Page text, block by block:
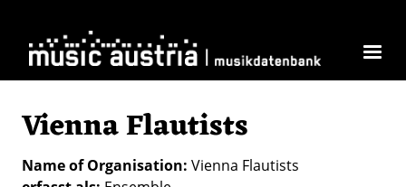
Vienna Flautists
Name of Organisation Vienna Flautists